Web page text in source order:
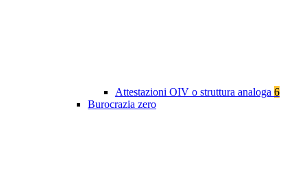
Attestazioni OIV o struttura analoga 6
Burocrazia zero